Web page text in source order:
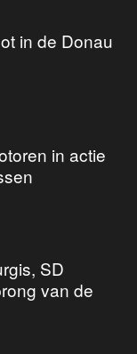
in de Donau
in actie
SD
van de